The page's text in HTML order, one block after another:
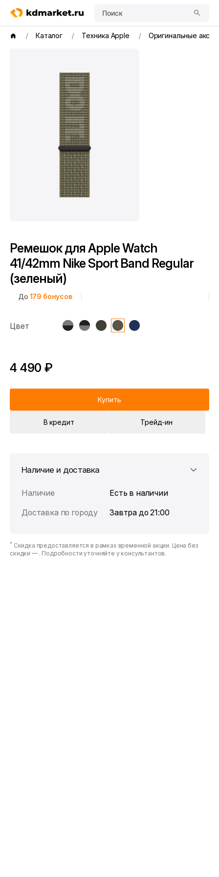
Поиск
Каталог Техника Apple Оригинальные
Ремешок для Apple Watch
41/42mm Nike Sport Band Regular
(зеленый)
До 179 бонусов
Цвет
4 490 ₽
Купить
В кредит Трейд-ин
Наличие и доставка
Наличие
Есть в наличии
Доставка по городу
Завтра до 21:00
* Скидка предоставляется в рамках временной акции. Цена без
скидки — . Подробности уточняйте у консультантов.